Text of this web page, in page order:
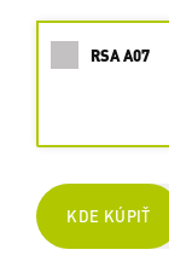
RSA A07
KDE KÚPIŤ